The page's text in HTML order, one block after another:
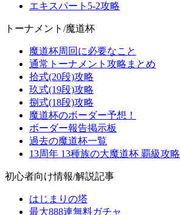
エキスパート5-2攻略
トーナメント/魔道杯
魔道杯周回に必要なこと
通常トーナメント攻略まとめ
拾式(20段)攻略
玖式(19段)攻略
捌式(18段)攻略
魔道杯のボーダー予想！
ボーダー報告掲示板
過去の魔道杯一覧
13周年 13種族の大魔道杯 覇級攻略
初心者向け情報/解説記事
はじまりの塔
最大888連無料ガチャ